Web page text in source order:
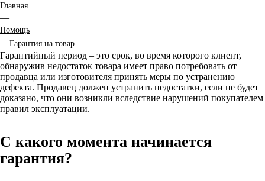
Главная
—
Помощь
—Гарантия на товар
Гарантийный период – это срок, во время которого клиент,
обнаружив недостаток товара имеет право потребовать от
продавца или изготовителя принять меры по устранению
дефекта. Продавец должен устранить недостатки, если не будет
доказано, что они возникли вследствие нарушений покупателем
правил эксплуатации.
С какого момента начинается
гарантия?